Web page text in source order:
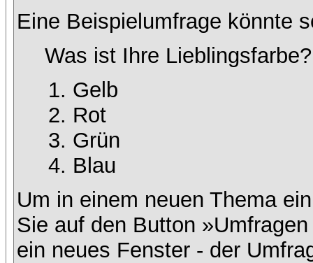
Eine Beispielumfrage könnte
Was ist Ihre Lieblingsfarbe?
Gelb
Rot
Grün
Blau
Um in einem neuen Thema
Sie auf den Button
ein neues Fenster - der